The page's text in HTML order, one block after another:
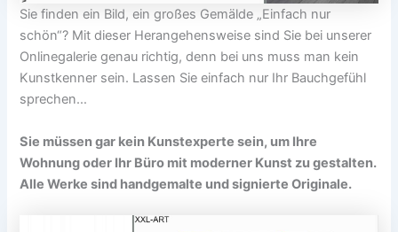
Sie finden ein Bild, ein großes Gemälde „Einfach nur
schön“? Mit dieser Herangehensweise sind Sie bei unserer
Onlinegalerie genau richtig, denn bei uns muss man kein
Kunstkenner sein. Lassen Sie einfach nur Ihr Bauchgefühl
sprechen…
Sie müssen gar kein Kunstexperte sein, um Ihre
Wohnung oder Ihr Büro mit moderner Kunst zu gestalten.
Alle Werke sind handgemalte und signierte Originale.